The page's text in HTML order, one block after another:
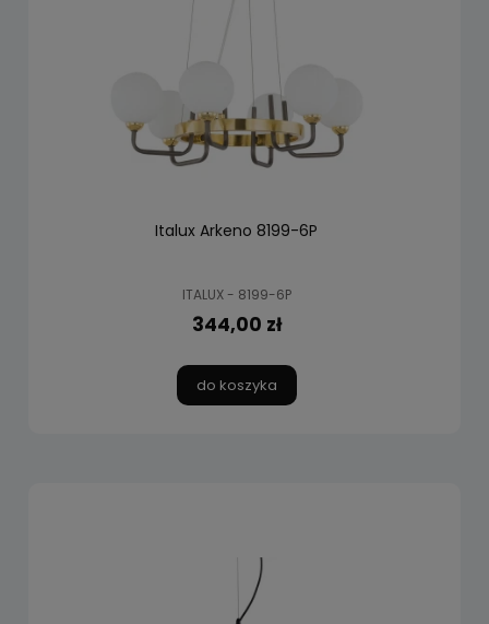
Italux Arkeno 8199-6P
ITALUX - 8199-6P
344,00 zł
do koszyka